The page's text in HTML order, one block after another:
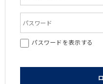
パスワードを表示する